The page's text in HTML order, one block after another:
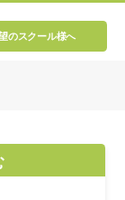
のスクール様へ